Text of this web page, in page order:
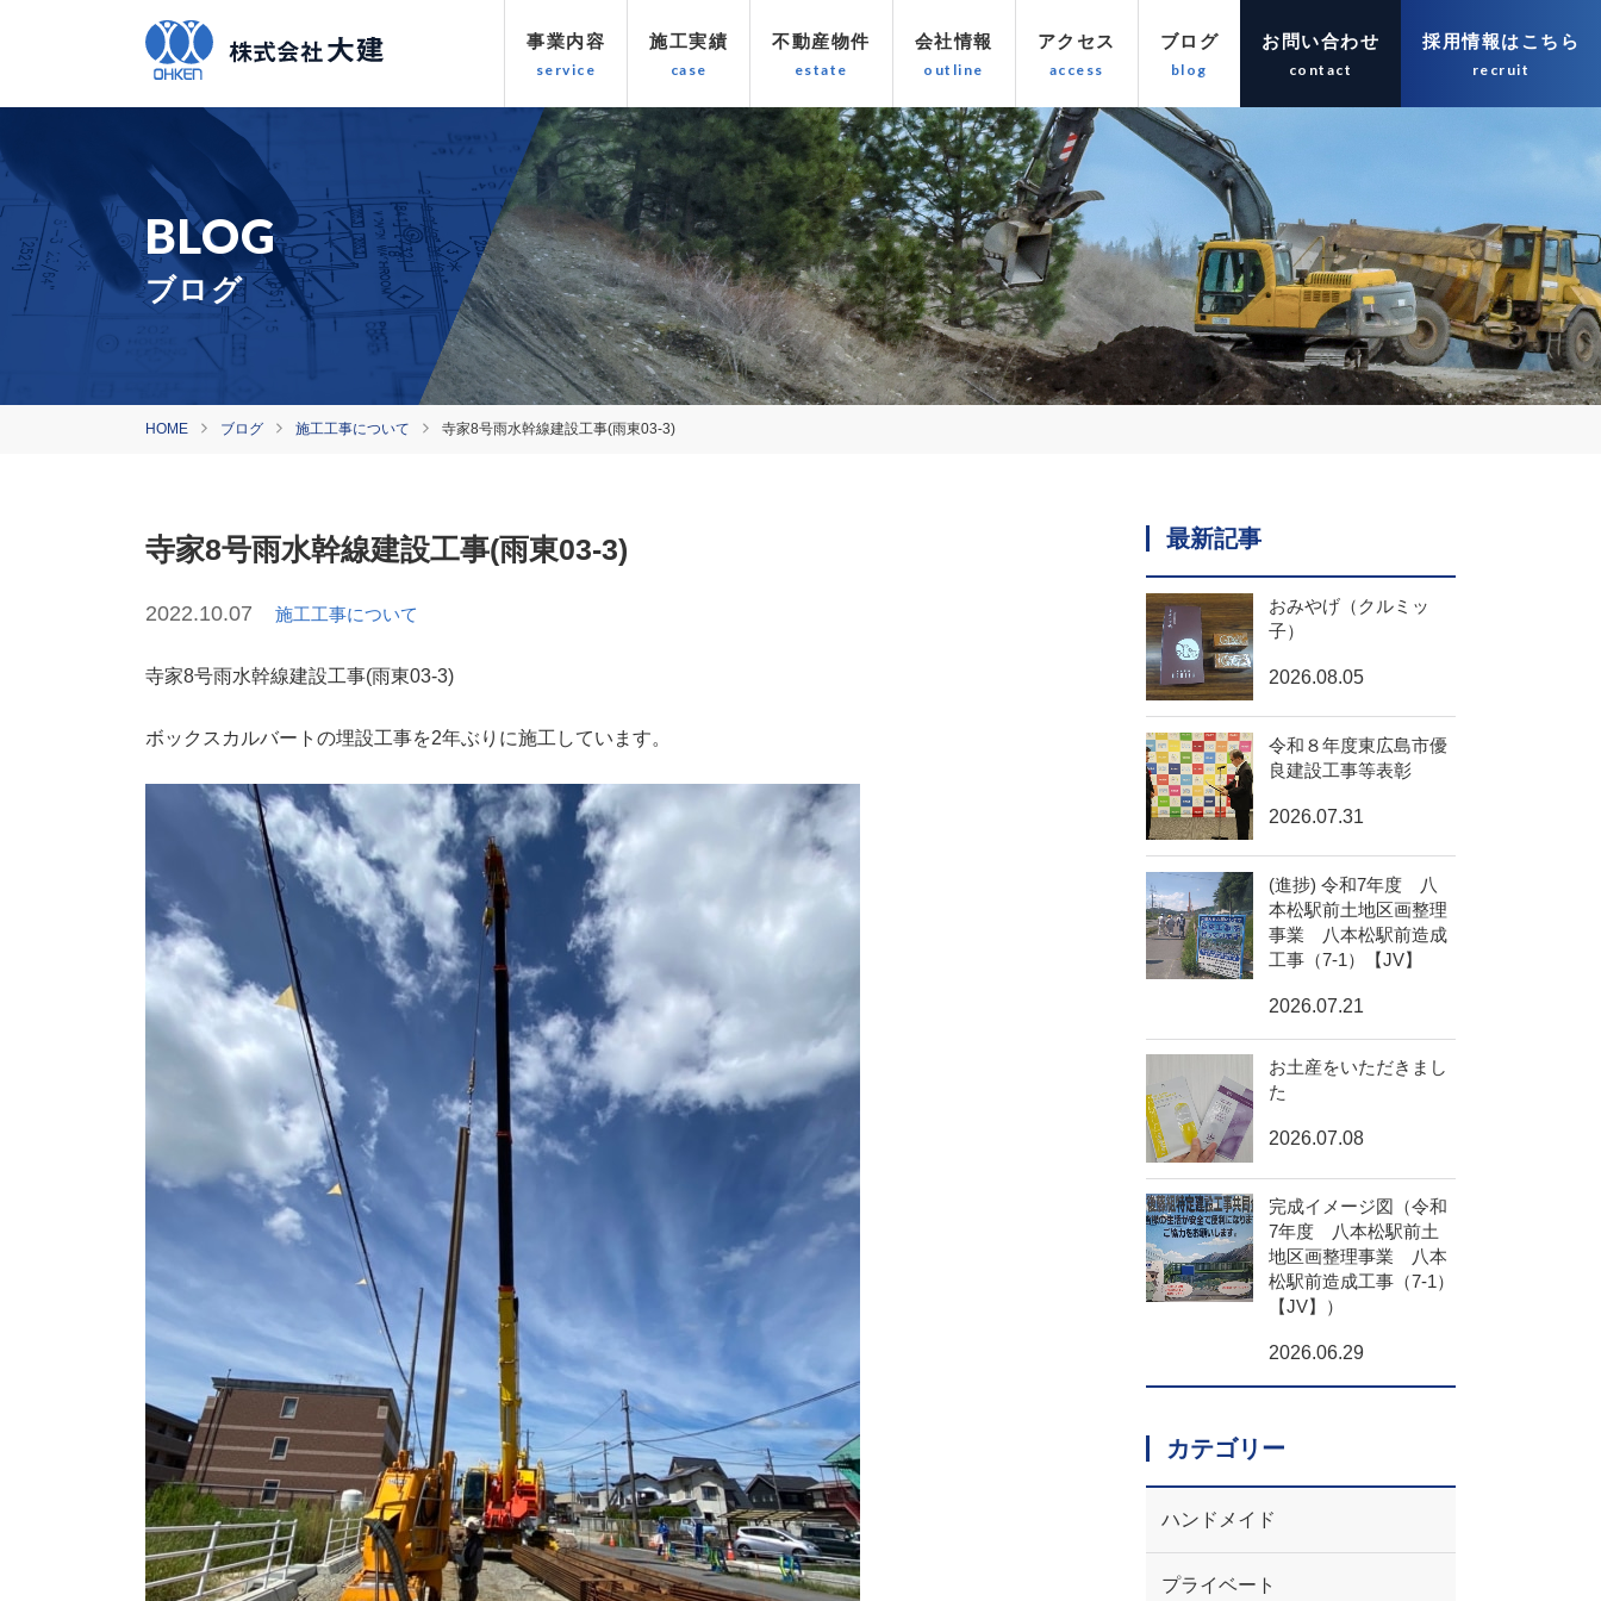
事業内容 施工実績 不動産物件 会社情報 アクセス ブログ お問い合わせ 採用情報はこちら
ブログ
HOME ブログ 施工工事について 寺家8号雨水幹線建設工事(雨東03-3)
寺家8号雨水幹線建設工事(雨東03-3)
2022.10.07 施工工事について
寺家8号雨水幹線建設工事(雨東03-3)
ボックスカルバートの埋設工事を2年ぶりに施工しています。
最新記事
おみやげ（クルミッ
子）
2026.08.05
令和８年度東広島市優
良建設工事等表彰
2026.07.31
(進捗) 令和7年度 八
本松駅前土地区画整理
事業 八本松駅前造成
工事（7-1）【JV】
2026.07.21
お土産をいただきまし
た
2026.07.08
完成イメージ図（令和
7年度 八本松駅前土
地区画整理事業 八本
松駅前造成工事（7-1）
【JV】）
2026.06.29
カテゴリー
ハンドメイド
プライベート